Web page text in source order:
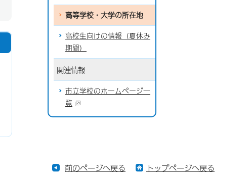
高等学校・大学の所在地
高校生向けの情報（夏休み
期間）
関連情報
市立学校のホームページ一
覧
前のページへ戻る トップページへ戻る